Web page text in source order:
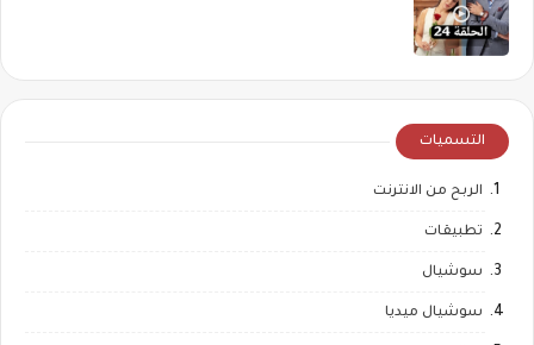
التسميات
الربح من الانترنت
تطبيقات
سوشيال
سوشيال ميديا